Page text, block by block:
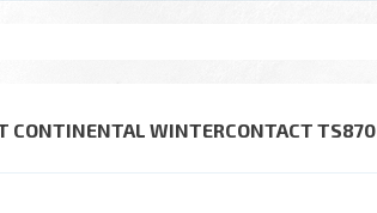
WINTERCONTACT TS870